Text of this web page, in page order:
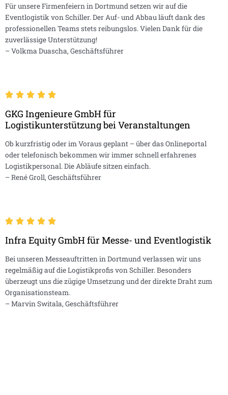
Für unsere Firmenfeiern in Dortmund setzen wir auf die
Eventlogistik von Schiller. Der Auf- und Abbau läuft dank des
professionellen Teams stets reibungslos. Vielen Dank für die
zuverlässige Unterstützung!
– Volkma Duascha, Geschäftsführer
GKG Ingenieure GmbH für
Logistikunterstützung bei Veranstaltungen
Ob kurzfristig oder im Voraus geplant – über das Onlineportal
oder telefonisch bekommen wir immer schnell erfahrenes
Logistikpersonal. Die Abläufe sitzen einfach.
– René Groll, Geschäftsführer
Infra Equity GmbH für Messe- und Eventlogistik
Bei unseren Messeauftritten in Dortmund verlassen wir uns
regelmäßig auf die Logistikprofis von Schiller. Besonders
überzeugt uns die zügige Umsetzung und der direkte Draht zum
Organisationsteam.
– Marvin Switala, Geschäftsführer